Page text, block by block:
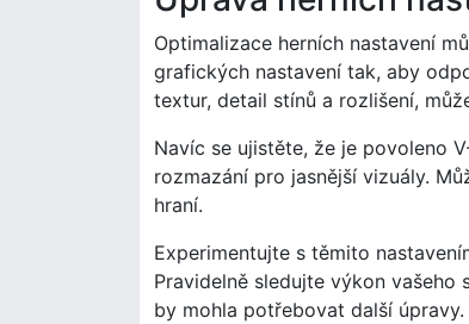
Optimalizace herních nastavení
grafických nastavení tak, aby
textur, detail stínů a rozlišení,
Navíc se ujistěte, že je povoleno
rozmazání pro jasnější vizuály.
hraní.
Experimentujte s těmito
Pravidelně sledujte výkon
by mohla potřebovat další úpravy.